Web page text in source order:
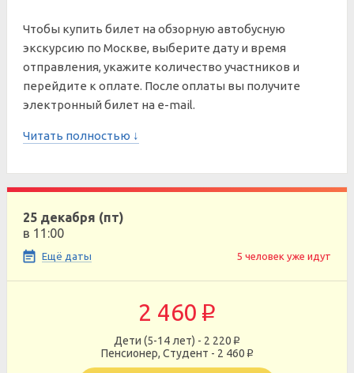
Чтобы купить билет на обзорную автобусную
экскурсию по Москве, выберите дату и время
отправления, укажите количество участников и
перейдите к оплате. После оплаты вы получите
электронный билет на e-mail.
Читать полностью ↓
25 декабря (пт)
в 11:00
Ещё даты 5 человек уже идут
2 460 p
Дети (5-14 лет) - 2 220 p
Пенсионер, Студент - 2 460 p